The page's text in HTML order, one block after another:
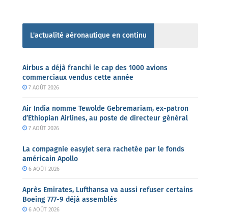
L'actualité aéronautique en continu
Airbus a déjà franchi le cap des 1000 avions
commerciaux vendus cette année
7 AOÛT 2026
Air India nomme Tewolde Gebremariam, ex-patron
d’Ethiopian Airlines, au poste de directeur général
7 AOÛT 2026
La compagnie easyJet sera rachetée par le fonds
américain Apollo
6 AOÛT 2026
Après Emirates, Lufthansa va aussi refuser certains
Boeing 777-9 déjà assemblés
6 AOÛT 2026